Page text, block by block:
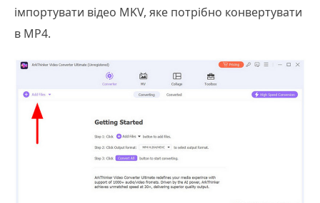
імпортувати відео MKV, яке потрібно конвертувати
в MP4.